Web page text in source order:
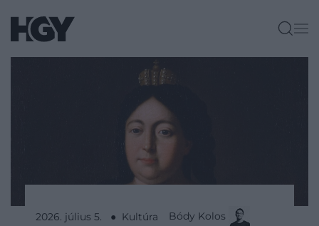
2026. július 5. ● Kultúra Bódy Kolos